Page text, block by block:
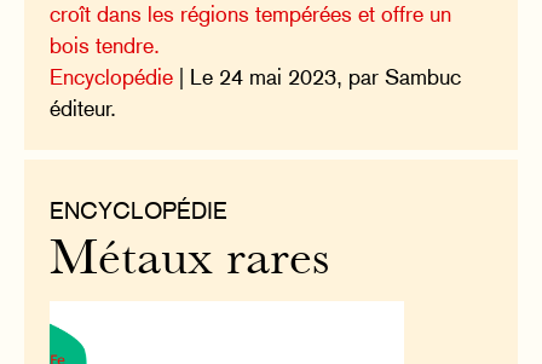
croît dans les régions tempérées et offre un
bois tendre.
Encyclopédie | Le 24 mai 2023, par Sambuc
éditeur.
ENCYCLOPÉDIE
Métaux rares